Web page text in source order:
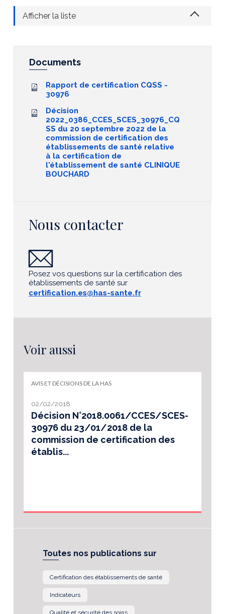
Afficher la liste
Documents
Rapport de certification CQSS -
30976
Décision
2022_0386_CCES_SCES_30976_CQ
SS du 20 septembre 2022 de la
commission de certification des
établissements de santé relative
à la certification de
l'établissement de santé CLINIQUE
BOUCHARD
Nous contacter
Posez vos questions sur la certification des
établissements de santé sur
certification.es@has-sante.fr
Voir aussi
AVIS ET DÉCISIONS DE LA HAS
02/02/2018
Décision N°2018.0061/CCES/SCES-
30976 du 23/01/2018 de la
commission de certification des
établis...
Toutes nos publications sur
Certification des établissements de santé
Indicateurs
Qualité et sécurité des soins